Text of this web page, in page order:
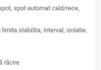
spot automat cald/rece,
stabilita, interval, izolatie.
răcire